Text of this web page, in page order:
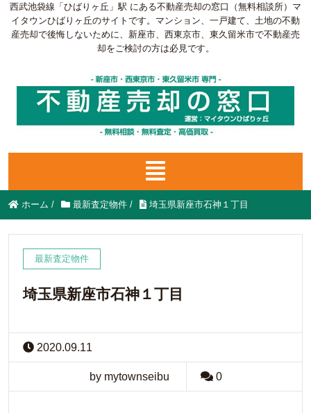
西武池袋線「ひばりヶ丘」駅 にある不動産売却の窓口（無料相談所）マ
イタウンひばりヶ丘のサイトです。マンション、一戸建て、土地の不動
産売却で後悔しないために、新座市、西東京市、東久留米市で不動産売
却をご検討の方は必見です。
ホーム / 最新査定物件 / 埼玉県新座市石神１丁目
最新査定物件
埼玉県新座市石神１丁目
2020.09.11
by mytownseibu 0